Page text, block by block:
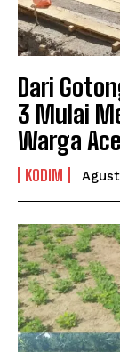
Dari
3 Mulai
Warga
KODIM